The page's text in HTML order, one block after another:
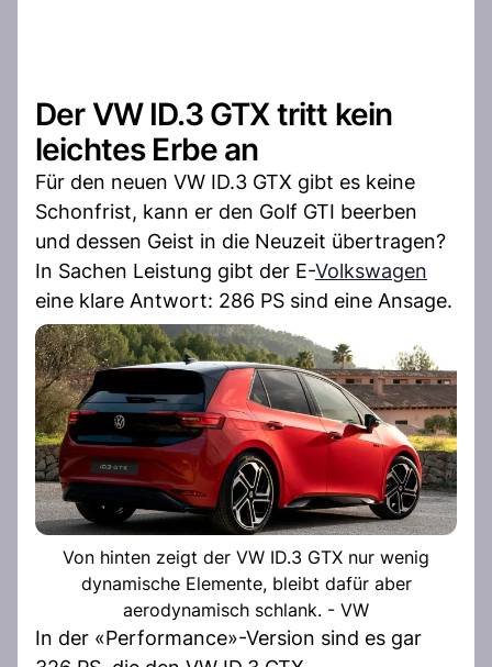
Der VW ID.3 GTX tritt kein
leichtes Erbe an
Für den neuen VW ID.3 GTX gibt es keine
Schonfrist, kann er den Golf GTI beerben
und dessen Geist in die Neuzeit übertragen?
In Sachen Leistung gibt der E-Volkswagen
eine klare Antwort: 286 PS sind eine Ansage.
Von hinten zeigt der VW ID.3 GTX nur wenig
dynamische Elemente, bleibt dafür aber
aerodynamisch schlank. - VW
In der «Performance»-Version sind es gar